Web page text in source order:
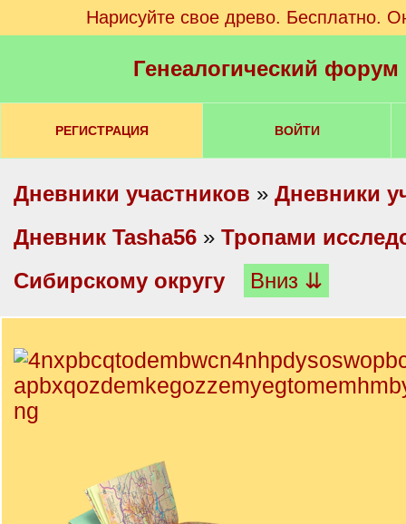
Нарисуйте свое древо. Бесплатно.
Генеалогический
РЕГИСТРАЦИЯ ВОЙТИ
Дневники участников » Дневники
Дневник Tasha56 » Тропами
Сибирскому округу
Вниз ⇊